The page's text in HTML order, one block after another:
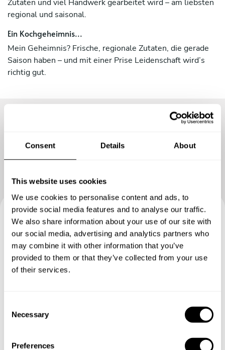
Consent Details About
This website uses cookies
We use cookies to personalise content and ads, to
provide social media features and to analyse our traffic.
We also share information about your use of our site with
our social media, advertising and analytics partners who
may combine it with other information that you’ve
provided to them or that they’ve collected from your use
of their services.
Necessary
Preferences
Zutaten und viel Handwerk gearbeitet wird – am liebsten
regional und saisonal.
Ein Kochgeheimnis...
Mein Geheimnis? Frische, regionale Zutaten, die gerade
Saison haben – und mit einer Prise Leidenschaft wird’s
richtig gut.
Buchen Sie Ihre Erfahrung mit
Cedric
Geben Sie die Details Ihrer Wünsche an und der